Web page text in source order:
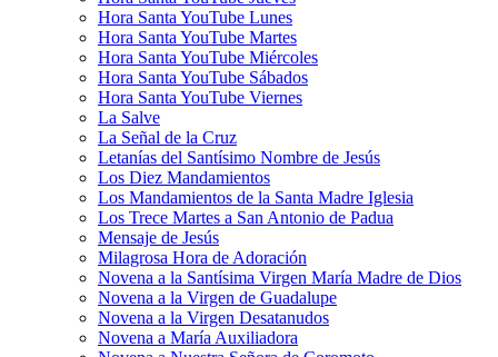
Hora Santa YouTube Lunes
Hora Santa YouTube Martes
Hora Santa YouTube Miércoles
Hora Santa YouTube Sábados
Hora Santa YouTube Viernes
La Salve
La Señal de la Cruz
Letanías del Santísimo Nombre de Jesús
Los Diez Mandamientos
Los Mandamientos de la Santa Madre Iglesia
Los Trece Martes a San Antonio de Padua
Mensaje de Jesús
Milagrosa Hora de Adoración
Novena a la Santísima Virgen María Madre de Dios
Novena a la Virgen de Guadalupe
Novena a la Virgen Desatanudos
Novena a María Auxiliadora